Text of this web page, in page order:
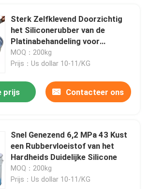
Sterk Zelfklevend Doorzichtig
het Siliconerubber van de
Platinabehandeling voor
Armbandproducten
MOQ：200kg
Prijs：Us dollar 10-11/KG
prijs Contacteer ons
Snel Genezend 6,2 MPa 43 Kust
een Rubbervloeistof van het
Hardheids Duidelijke Silicone
MOQ：200kg
Prijs：Us dollar 10-11/KG